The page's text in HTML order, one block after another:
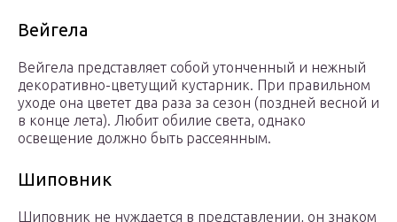
Вейгела
Вейгела представляет собой утонченный и нежный
декоративно-цветущий кустарник. При правильном
уходе она цветет два раза за сезон (поздней весной и
в конце лета). Любит обилие света, однако
освещение должно быть рассеянным.
Шиповник
Шиповник не нуждается в представлении, он знаком